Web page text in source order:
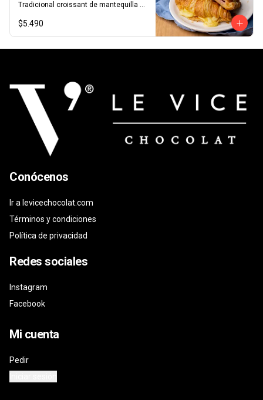
Tradicional croissant de mantequilla
café que más te guste.
$5.490
Conócenos
Ir a levicechocolat.com
Términos y condiciones
Política de privacidad
Redes sociales
Instagram
Facebook
Mi cuenta
Pedir